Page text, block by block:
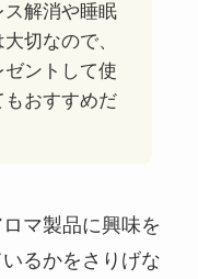
解消や睡眠
切なので、
ントして使
もおすすめだ
マ製品に興味を
るかをさりげな